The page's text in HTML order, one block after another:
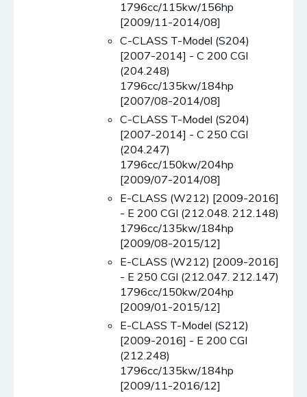
1796cc/115kw/156hp
[2009/11-2014/08]
C-CLASS T-Model (S204)
[2007-2014] - C 200 CGI
(204.248)
1796cc/135kw/184hp
[2007/08-2014/08]
C-CLASS T-Model (S204)
[2007-2014] - C 250 CGI
(204.247)
1796cc/150kw/204hp
[2009/07-2014/08]
E-CLASS (W212) [2009-2016]
- E 200 CGI (212.048. 212.148)
1796cc/135kw/184hp
[2009/08-2015/12]
E-CLASS (W212) [2009-2016]
- E 250 CGI (212.047. 212.147)
1796cc/150kw/204hp
[2009/01-2015/12]
E-CLASS T-Model (S212)
[2009-2016] - E 200 CGI
(212.248)
1796cc/135kw/184hp
[2009/11-2016/12]